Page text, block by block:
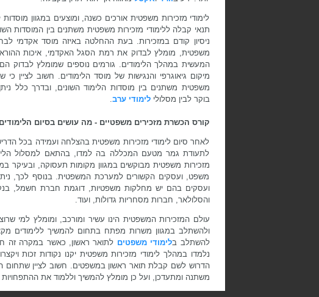
לימודי מזכירות משפטית אורכים כשנה, ומוצעים במגוון
תנאי קבלה ללימודי מזכירות משפטית משתנים בין המוסדות
ניסיון קודם במזכירות. בעת ההחלטה באיזה מוסד אקדמי
משפטית, מומלץ לבדוק את רמת הסגל האקדמי, איכות
המעשית במהלך הלימודים. גורמים נוספים שמומלץ לבדוק
מיקום גיאוגרפי והנגישות של מוסד הלימודים. חשוב לציין כי
משפטית משתנים בין מוסדות הלימוד השונים, ובדרך כלל
בוקר לבין מסלולילימודי ערב.
קורס הכשרת מזכירים משפטיים - מה עושים בסיום
לאחר סיום לימודי מזכירות משפטית בהצלחה ועמידה בכל
לתעודת גמר מטעם המכללה בה למדו, בהתאם למסלול
מזכירות משפטית מבוקשים במגוון מקומות תעסוקה, ובעיקר
משפט, ועסקים הקשורים למערכת המשפטית. בנוסף לכך,
ועסקים בהם יש מחלקות משפטיות, דוגמת חברת חשמל,
והסלולאר, חברות מסחריות גדולות, ועוד.
עולם המזכירות המשפטית הינו עשיר ומורכב, ומומלץ למי
ולהשתלב במגוון משרות מפתח בתחום להמשיך ללימודים
להשתלב בלימודי משפטים לתואר ראשון, כאשר במקרה זה
נלמדו במהלך לימודי מזכירות משפטית יקנו נקודות זכות
הדרוש לשם קבלת תואר ראשון במשפטים. חשוב לציין שתחום
משתנה ומתעדכן, ועל כן מומלץ להמשיך וללמוד את